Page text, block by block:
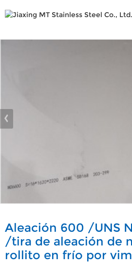
Aleación 600 /UNS
/tira de aleación de
rollito en frío por vim